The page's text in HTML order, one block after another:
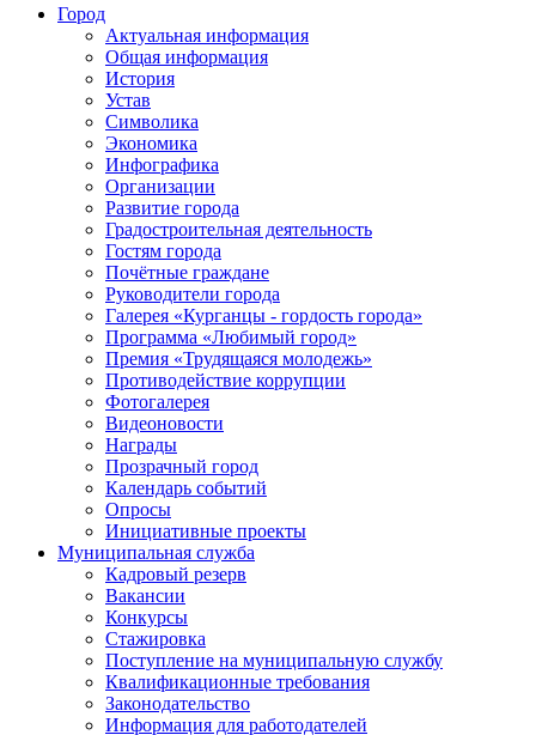
Город
Актуальная информация
Общая информация
История
Устав
Символика
Экономика
Инфографика
Организации
Развитие города
Градостроительная деятельность
Гостям города
Почётные граждане
Руководители города
Галерея «Курганцы - гордость города»
Программа «Любимый город»
Премия «Трудящаяся молодежь»
Противодействие коррупции
Фотогалерея
Видеоновости
Награды
Прозрачный город
Календарь событий
Опросы
Инициативные проекты
Муниципальная служба
Кадровый резерв
Вакансии
Конкурсы
Стажировка
Поступление на муниципальную службу
Квалификационные требования
Законодательство
Информация для работодателей